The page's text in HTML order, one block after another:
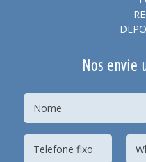
Nos envie